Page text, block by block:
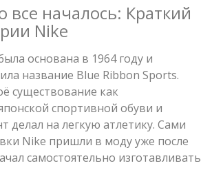
все началось: Краткий
Nike
основана в 1964 году и
название Blue Ribbon Sports.
существование как
спортивной обуви и
делал на легкую атлетику. Сами
Nike пришли в моду уже после
самостоятельно изготавливать